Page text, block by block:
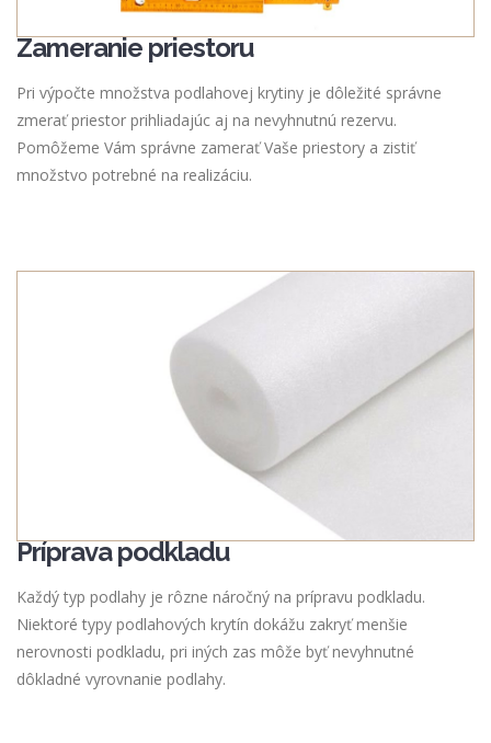
Zameranie priestoru
Pri výpočte množstva podlahovej krytiny je dôležité správne
zmerať priestor prihliadajúc aj na nevyhnutnú rezervu.
Pomôžeme Vám správne zamerať Vaše priestory a zistiť
množstvo potrebné na realizáciu.
Príprava podkladu
Každý typ podlahy je rôzne náročný na prípravu podkladu.
Niektoré typy podlahových krytín dokážu zakryť menšie
nerovnosti podkladu, pri iných zas môže byť nevyhnutné
dôkladné vyrovnanie podlahy.